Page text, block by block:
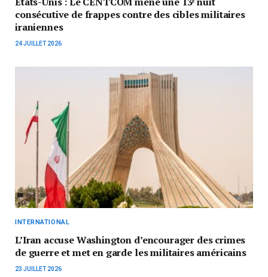
consécutive de frappes contre des cibles militaires
iraniennes
24 JUILLET 2026
INTERNATIONAL
L’Iran accuse Washington d’encourager des crimes
de guerre et met en garde les militaires américains
23 JUILLET 2026